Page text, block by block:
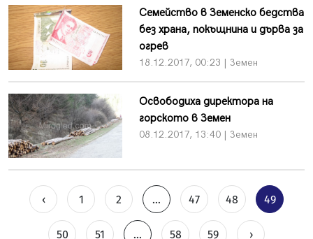
Семейство в Земенско бедства
без храна, покъщнина и дърва за
огрев
18.12.2017, 00:23 | Земен
Освободиха директора на
горското в Земен
08.12.2017, 13:40 | Земен
‹ 1 2 ... 47 48 49
50 51 ... 58 59 ›